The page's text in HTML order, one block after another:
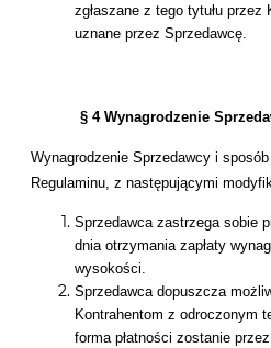
zgłaszane z tego tytułu
uznane przez Sprzedawcę.
§ 4 Wynagrodzenie
Wynagrodzenie Sprzedawcy i
Regulaminu, z następującymi
Sprzedawca zastrzega sobie
dnia otrzymania zapłaty
wysokości.
Sprzedawca dopuszcza
Kontrahentom z odroczonym
forma płatności zostanie